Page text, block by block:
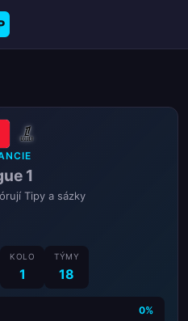
1
Tipy a sázky
KOLO
1
TÝMY
18
0%